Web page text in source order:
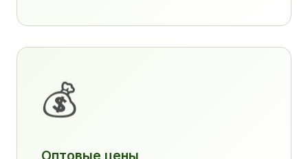
💰
Оптовые цены